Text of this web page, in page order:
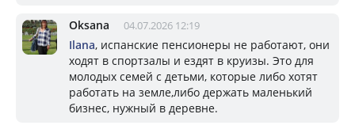
Oksana 04.07.2026 12:19
Ilana, испанские пенсионеры не работают, они
ходят в спортзалы и ездят в круизы. Это для
молодых семей с детьми, которые либо хотят
работать на земле,либо держать маленький
бизнес, нужный в деревне.